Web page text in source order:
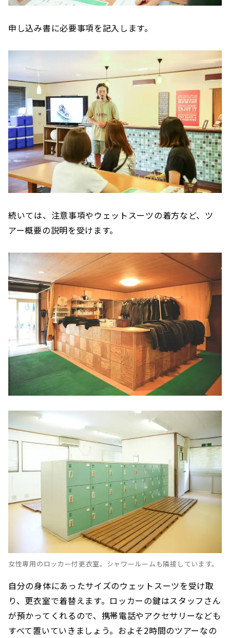
申し込み書に必要事項を記入します。
続いては、注意事項やウェットスーツの着方など、ツ
アー概要の説明を受けます。
女性専用のロッカー付更衣室。シャワールームも隣接しています。
自分の身体にあったサイズのウェットスーツを受け取
り、更衣室で着替えます。ロッカーの鍵はスタッフさん
が預かってくれるので、携帯電話やアクセサリーなども
すべて置いていきましょう。およそ2時間のツアーなの